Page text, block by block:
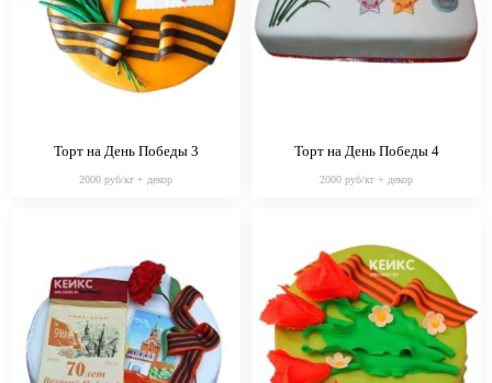
Торт на День Победы 3
2000 руб/кг + декор
Торт на День Победы 4
2000 руб/кг + декор